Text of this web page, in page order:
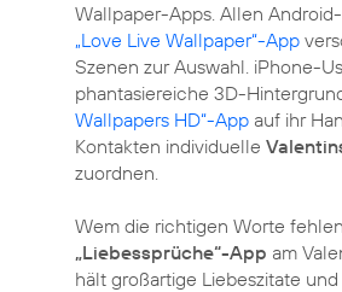
Wallpaper-Apps. Allen
„Love Live Wallpaper“-App
Szenen zur Auswahl. iPhone-
phantasiereiche 3D-
Wallpapers HD“-App auf ihr
Kontakten individuelle
zuordnen.
Wem die richtigen Worte
„Liebessprüche“-App am
hält großartige Liebeszitate